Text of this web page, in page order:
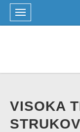
VISOKA